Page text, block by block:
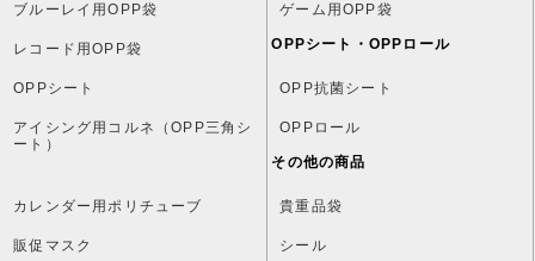
ブルーレイ用OPP袋 ゲーム用OPP袋
レコード用OPP袋 OPPシート・OPPロール
OPPシート OPP抗菌シート
アイシング用コルネ（OPP三角シ
ート）
OPPロール
その他の商品
カレンダー用ポリチューブ 貴重品袋
販促マスク シール